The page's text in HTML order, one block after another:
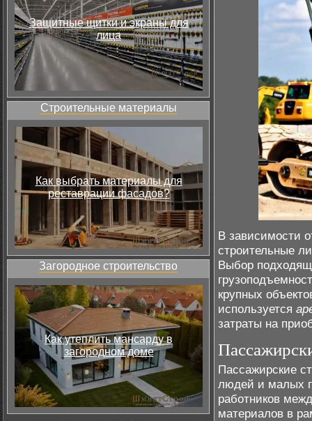
Защитные щитки и экраны для
лица
Строительные материалы
Как выбрать материалы для
реставрации фасадов?
Загородное строительство
Как утеплить мансарду в
загородном доме
В зависимости
строительные
Выбор
крупных
используется
затраты на
Пассажирские
людей и малых
работников
материалов в